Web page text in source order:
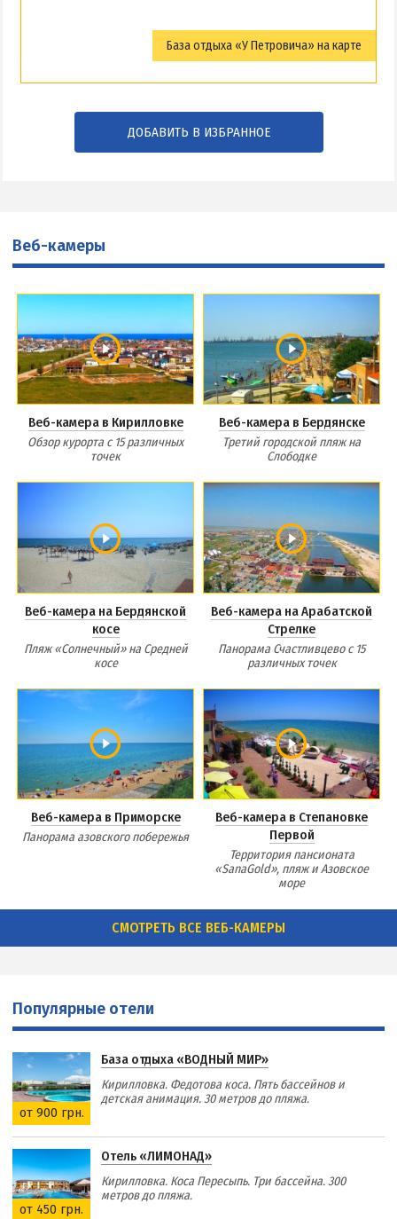
База отдыха «У Петровича» на карте
ДОБАВИТЬ В ИЗБРАННОЕ
Веб-камеры
Веб-камера в Кирилловке
Обзор курорта с 15 различных
точек
Веб-камера в Бердянске
Третий городской пляж на
Слободке
Веб-камера на Бердянской
косе
Пляж «Солнечный» на Средней
косе
Веб-камера на Арабатской
Стрелке
Панорама Счастливцево с 15
различных точек
Веб-камера в Приморске
Панорама азовского побережья
Веб-камера в Степановке
Первой
Территория пансионата
«SanaGold», пляж и Азовское
море
СМОТРЕТЬ ВСЕ ВЕБ-КАМЕРЫ
Популярные отели
от 900 грн.
База отдыха «ВОДНЫЙ МИР»
Кирилловка. Федотова коса. Пять бассейнов и
детская анимация. 30 метров до пляжа.
от 450 грн.
Отель «ЛИМОНАД»
Кирилловка. Коса Пересыпь. Три бассейна. 300
метров до пляжа.